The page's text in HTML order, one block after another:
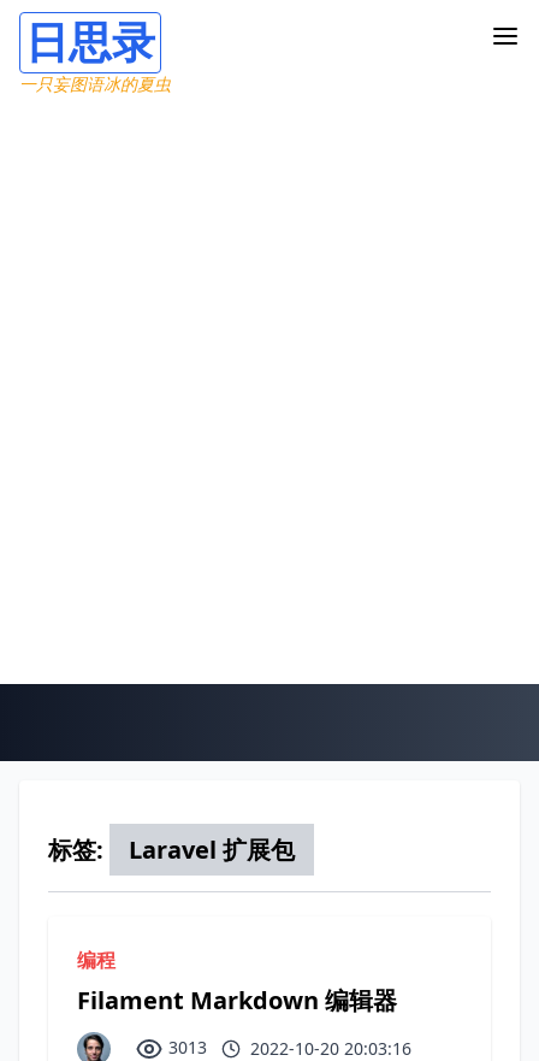
日思录
一只妄图语冰的夏虫
标签: Laravel 扩展包
编程
Filament Markdown 编辑器
3013 2022-10-20 20:03:16